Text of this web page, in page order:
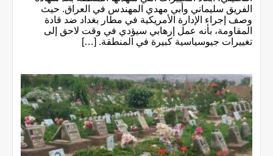
الفريق سليماني وأبي مهدي المهندس في العراق. حيث
وصف إجراء الإدارة الأمريكية في مطار بغداد ضد قادة
المقاومة، بأنه عمل إرهابي سيؤدي في وقت لاحق إلى
تغييرات جيوسياسية كبيرة في المنطقة. […]